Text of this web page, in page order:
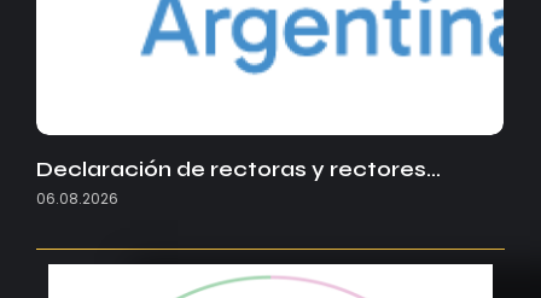
Declaración de rectoras y rectores…
06.08.2026